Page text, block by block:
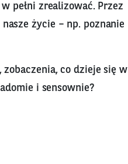
pełni zrealizować. Przez
życie – np. poznanie
co dzieje się w
i sensownie?